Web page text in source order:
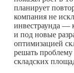
планирует
компания не
инвестраунда —
и под новые
оптимизацией
решать проблему
складских